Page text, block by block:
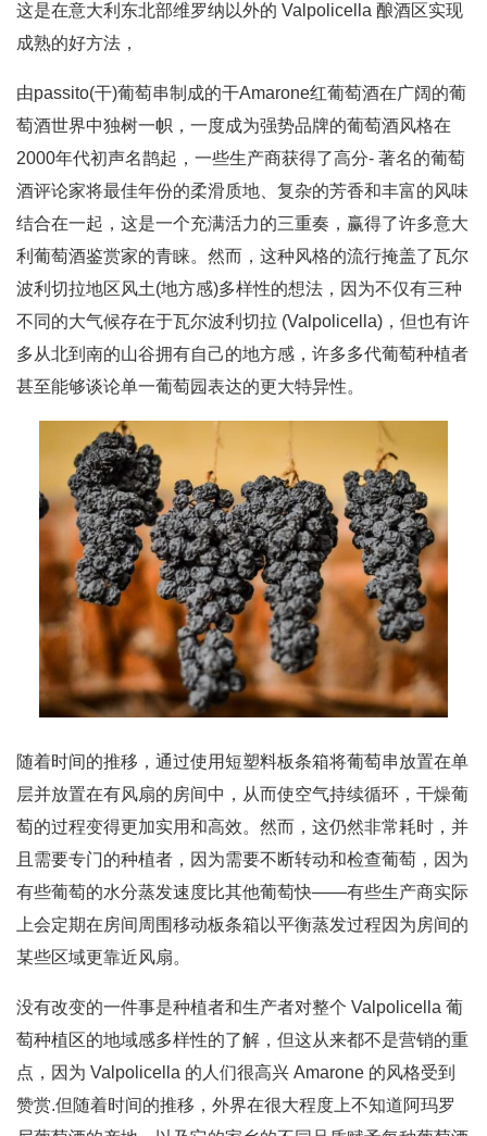
这是在意大利东北部维罗纳以外的 Valpolicella 酿酒区实现
成熟的好方法，
由passito(干)葡萄串制成的干Amarone红葡萄酒在广阔的葡
萄酒世界中独树一帜，一度成为强势品牌的葡萄酒风格在
2000年代初声名鹊起，一些生产商获得了高分- 著名的葡萄
酒评论家将最佳年份的柔滑质地、复杂的芳香和丰富的风味
结合在一起，这是一个充满活力的三重奏，赢得了许多意大
利葡萄酒鉴赏家的青睐。然而，这种风格的流行掩盖了瓦尔
波利切拉地区风土(地方感)多样性的想法，因为不仅有三种
不同的大气候存在于瓦尔波利切拉 (Valpolicella)，但也有许
多从北到南的山谷拥有自己的地方感，许多多代葡萄种植者
甚至能够谈论单一葡萄园表达的更大特异性。
随着时间的推移，通过使用短塑料板条箱将葡萄串放置在单
层并放置在有风扇的房间中，从而使空气持续循环，干燥葡
萄的过程变得更加实用和高效。然而，这仍然非常耗时，并
且需要专门的种植者，因为需要不断转动和检查葡萄，因为
有些葡萄的水分蒸发速度比其他葡萄快——有些生产商实际
上会定期在房间周围移动板条箱以平衡蒸发过程因为房间的
某些区域更靠近风扇。
没有改变的一件事是种植者和生产者对整个 Valpolicella 葡
萄种植区的地域感多样性的了解，但这从来都不是营销的重
点，因为 Valpolicella 的人们很高兴 Amarone 的风格受到
赞赏.但随着时间的推移，外界在很大程度上不知道阿玛罗